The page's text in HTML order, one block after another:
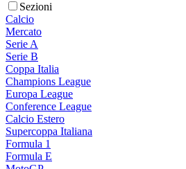
Sezioni
Calcio
Mercato
Serie A
Serie B
Coppa Italia
Champions League
Europa League
Conference League
Calcio Estero
Supercoppa Italiana
Formula 1
Formula E